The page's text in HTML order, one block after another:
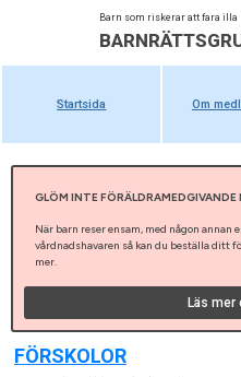
Barn som riskerar att fara illa
Startsida Om
GLÖM INTE FÖRÄLDRAMEDGIVANDE
När barn reser ensam, med någon annan
vårdnadshavaren så kan du beställa ditt
mer.
Läs mer
FÖRSKOLOR